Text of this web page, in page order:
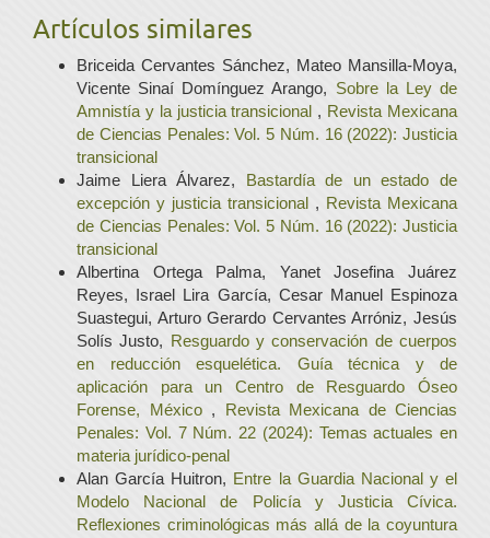
Artículos similares
Briceida Cervantes Sánchez, Mateo Mansilla-Moya,
Vicente Sinaí Domínguez Arango, Sobre la Ley de
Amnistía y la justicia transicional , Revista Mexicana
de Ciencias Penales: Vol. 5 Núm. 16 (2022): Justicia
transicional
Jaime Liera Álvarez, Bastardía de un estado de
excepción y justicia transicional , Revista Mexicana
de Ciencias Penales: Vol. 5 Núm. 16 (2022): Justicia
transicional
Albertina Ortega Palma, Yanet Josefina Juárez
Reyes, Israel Lira García, Cesar Manuel Espinoza
Suastegui, Arturo Gerardo Cervantes Arróniz, Jesús
Solís Justo, Resguardo y conservación de cuerpos
en reducción esquelética. Guía técnica y de
aplicación para un Centro de Resguardo Óseo
Forense, México , Revista Mexicana de Ciencias
Penales: Vol. 7 Núm. 22 (2024): Temas actuales en
materia jurídico-penal
Alan García Huitron, Entre la Guardia Nacional y el
Modelo Nacional de Policía y Justicia Cívica.
Reflexiones criminológicas más allá de la coyuntura